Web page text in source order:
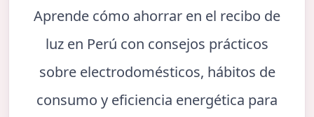
Aprende cómo ahorrar en el recibo de
luz en Perú con consejos prácticos
sobre electrodomésticos, hábitos de
consumo y eficiencia energética para